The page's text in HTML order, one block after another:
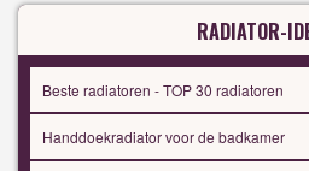
RADIATOR-
Beste radiatoren - TOP 30 radiatoren
Handdoekradiator voor de badkamer